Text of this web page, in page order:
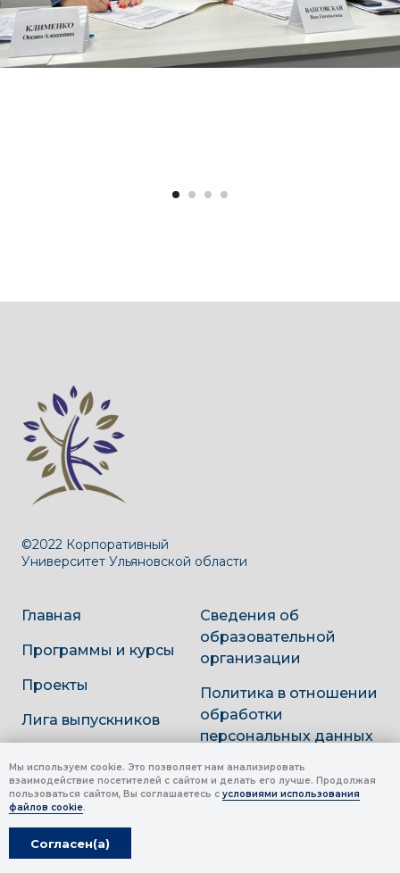
Мы используем cookie. Это позволяет нам анализировать
взаимодействие посетителей с сайтом и делать его лучше. Продолжая
пользоваться сайтом, Вы соглашаетесь с условиями использования
файлов cookie.
Согласен(а)
©2022 Корпоративный
Университет Ульяновской области
Главная
Программы и курсы
Проекты
Лига выпускников
Сведения об
образовательной
организации
Политика в отношении
обработки
персональных данных
8 (8422) 77-12-66